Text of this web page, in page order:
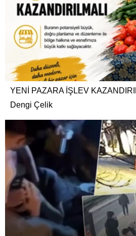
YENİ PAZARA İŞLEV
Dengi Çelik